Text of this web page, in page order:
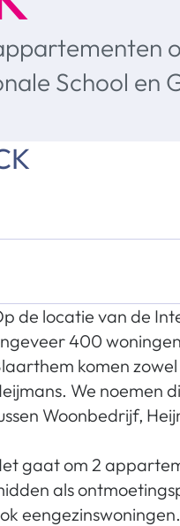
School en
de locatie van de
400
komen
We noemen
Woonbedrijf,
gaat om 2
als